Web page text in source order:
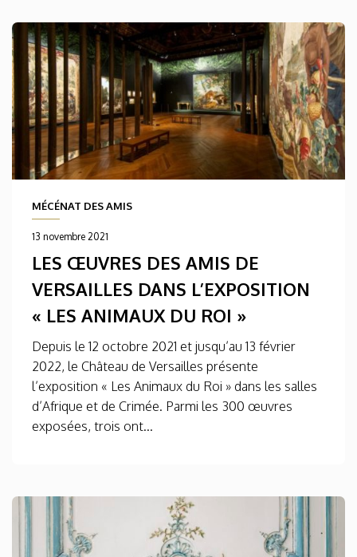
MÉCÉNAT DES AMIS
13 novembre 2021
LES ŒUVRES DES AMIS DE
VERSAILLES DANS L’EXPOSITION
« LES ANIMAUX DU ROI »
Depuis le 12 octobre 2021 et jusqu’au 13 février
2022, le Château de Versailles présente
l’exposition « Les Animaux du Roi » dans les salles
d’Afrique et de Crimée. Parmi les 300 œuvres
exposées, trois ont...